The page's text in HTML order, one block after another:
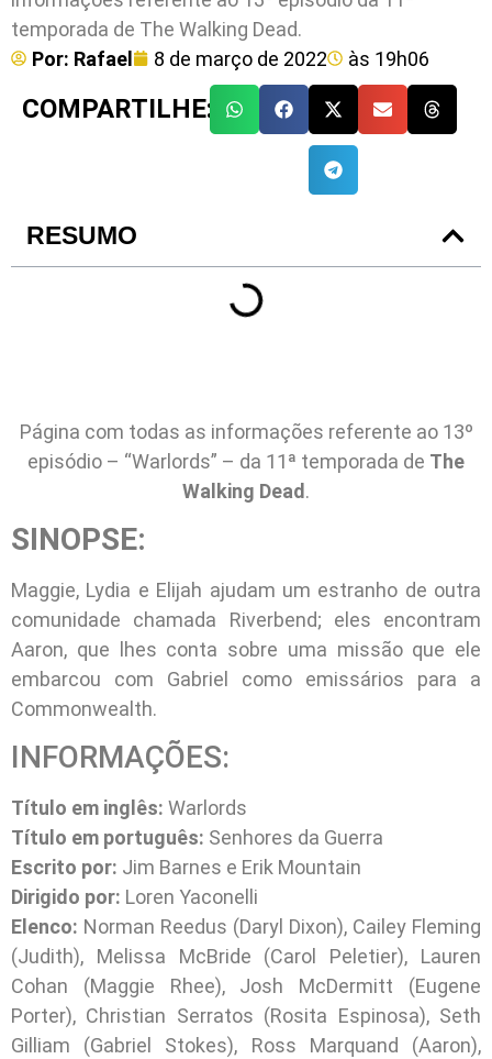
temporada de The Walking Dead.
Por: Rafael 8 de março de 2022 às 19h06
COMPARTILHE:
RESUMO
Página com todas as informações referente ao 13º
episódio – “Warlords” – da 11ª temporada de The
Walking Dead.
SINOPSE:
Maggie, Lydia e Elijah ajudam um estranho de outra
comunidade chamada Riverbend; eles encontram
Aaron, que lhes conta sobre uma missão que ele
embarcou com Gabriel como emissários para a
Commonwealth.
INFORMAÇÕES:
Título em inglês: Warlords
Título em português: Senhores da Guerra
Escrito por: Jim Barnes e Erik Mountain
Dirigido por: Loren Yaconelli
Elenco: Norman Reedus (Daryl Dixon), Cailey Fleming
(Judith), Melissa McBride (Carol Peletier), Lauren
Cohan (Maggie Rhee), Josh McDermitt (Eugene
Porter), Christian Serratos (Rosita Espinosa), Seth
Gilliam (Gabriel Stokes), Ross Marquand (Aaron),